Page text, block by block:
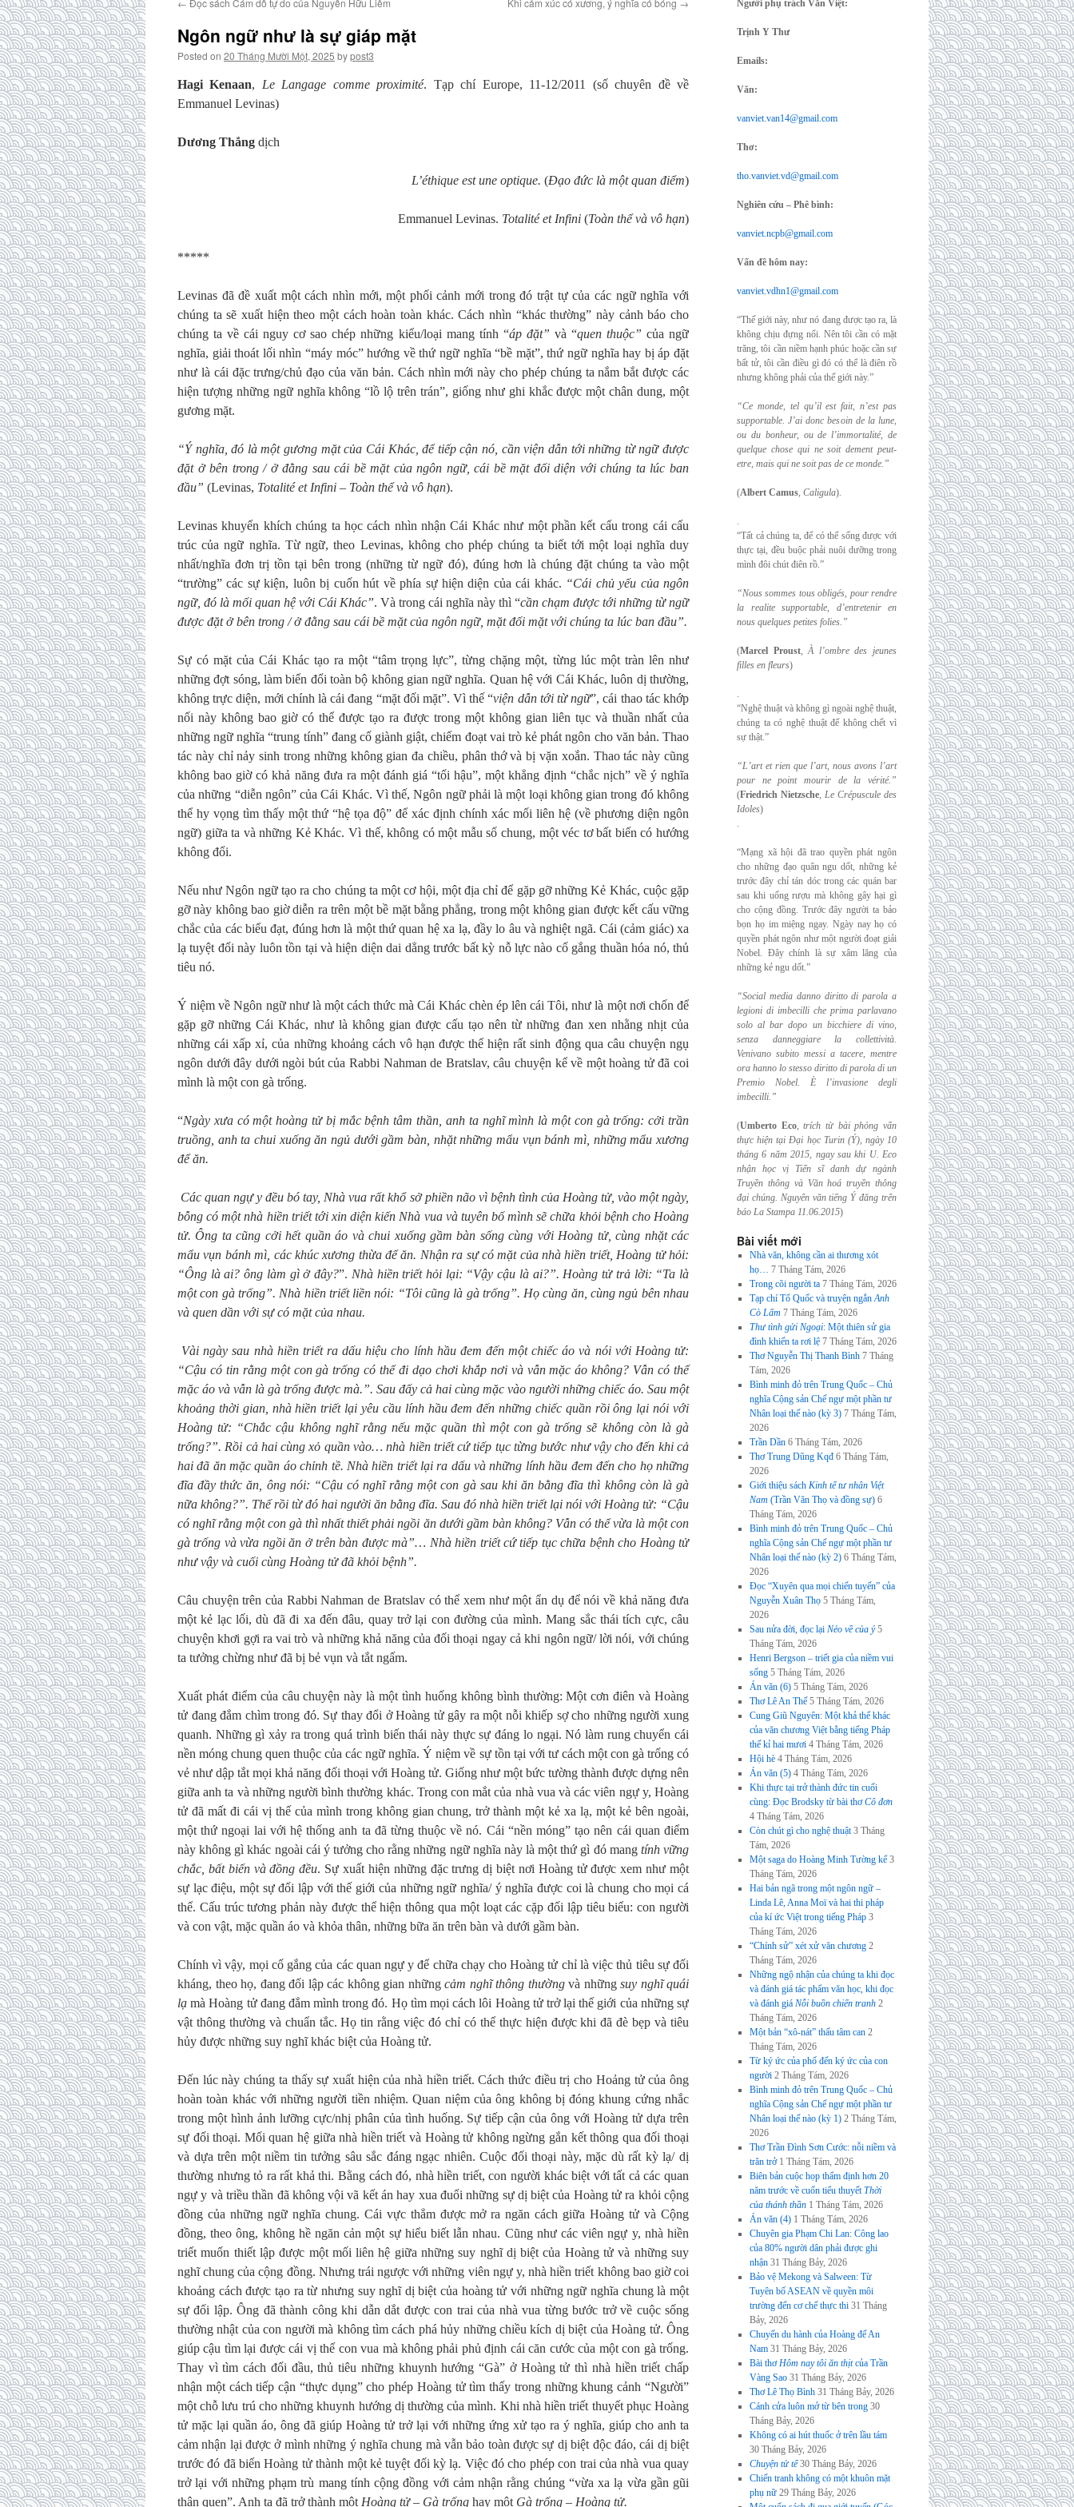
← Đọc sách Cám dỗ tự do của Nguyễn Hữu Liêm Khi cảm xúc có xương, ý nghĩa có bóng →
Ngôn ngữ như là sự giáp mặt
Posted on 20 Tháng Mười Một, 2025 bypost3
Hagi Kenaan, Le Langage comme proximité. Tạp chí Europe, 11-12/2011 (số chuyên đề về
Emmanuel Levinas)
Dương Thắng dịch
L’éthique est une optique. (Đạo đức là một quan điểm)
Emmanuel Levinas. Totalité et Infini (Toàn thể và vô hạn)
*****
Levinas đã đề xuất một cách nhìn mới, một phối cảnh mới trong đó trật tự của các ngữ nghĩa với
chúng ta sẽ xuất hiện theo một cách hoàn toàn khác. Cách nhìn “khác thường” này cảnh báo cho
chúng ta về cái nguy cơ sao chép những kiểu/loại mang tính “áp đặt” và “quen thuộc” của ngữ
nghĩa, giải thoát lối nhìn “máy móc” hướng về thứ ngữ nghĩa “bề mặt”, thứ ngữ nghĩa hay bị áp đặt
như là cái đặc trưng/chủ đạo của văn bản. Cách nhìn mới này cho phép chúng ta nắm bắt được các
hiện tượng những ngữ nghĩa không “lồ lộ trên trán”, giống như ghi khắc được một chân dung, một
gương mặt.
“Ý nghĩa, đó là một gương mặt của Cái Khác, để tiếp cận nó, cần viện dẫn tới những từ ngữ được
đặt ở bên trong / ở đằng sau cái bề mặt của ngôn ngữ, cái bề mặt đối diện với chúng ta lúc ban
đầu” (Levinas, Totalité et Infini – Toàn thể và vô hạn).
Levinas khuyến khích chúng ta học cách nhìn nhận Cái Khác như một phần kết cấu trong cái cấu
trúc của ngữ nghĩa. Từ ngữ, theo Levinas, không cho phép chúng ta biết tới một loại nghĩa duy
nhất/nghĩa đơn trị tồn tại bên trong (những từ ngữ đó), đúng hơn là chúng đặt chúng ta vào một
“trường” các sự kiện, luôn bị cuốn hút về phía sự hiện diện của cái khác. “Cái chủ yếu của ngôn
ngữ, đó là mối quan hệ với Cái Khác”. Và trong cái nghĩa này thì “cần chạm được tới những từ ngữ
được đặt ở bên trong / ở đằng sau cái bề mặt của ngôn ngữ, mặt đối mặt với chúng ta lúc ban đầu”.
Sự có mặt của Cái Khác tạo ra một “tâm trọng lực”, từng chặng một, từng lúc một tràn lên như
những đợt sóng, làm biến đổi toàn bộ không gian ngữ nghĩa. Quan hệ với Cái Khác, luôn dị thường,
không trực diện, mới chính là cái đang “mặt đối mặt”. Vì thế “viện dẫn tới từ ngữ”, cái thao tác khớp
nối này không bao giờ có thể được tạo ra được trong một không gian liên tục và thuần nhất của
những ngữ nghĩa “trung tính” đang cố giành giật, chiếm đoạt vai trò kẻ phát ngôn cho văn bản. Thao
tác này chỉ nảy sinh trong những không gian đa chiều, phân thớ và bị vặn xoắn. Thao tác này cũng
không bao giờ có khả năng đưa ra một đánh giá “tối hậu”, một khẳng định “chắc nịch” về ý nghĩa
của những “diễn ngôn” của Cái Khác. Vì thế, Ngôn ngữ phải là một loại không gian trong đó không
thể hy vọng tìm thấy một thứ “hệ tọa độ” để xác định chính xác mối liên hệ (về phương diện ngôn
ngữ) giữa ta và những Kẻ Khác. Vì thế, không có một mẫu số chung, một véc tơ bất biến có hướng
không đổi.
Nếu như Ngôn ngữ tạo ra cho chúng ta một cơ hội, một địa chỉ để gặp gỡ những Kẻ Khác, cuộc gặp
gỡ này không bao giờ diễn ra trên một bề mặt bằng phẳng, trong một không gian được kết cấu vững
chắc của các biểu đạt, đúng hơn là một thứ quan hệ xa lạ, đầy lo âu và nghiệt ngã. Cái (cảm giác) xa
lạ tuyệt đối này luôn tồn tại và hiện diện dai dẳng trước bất kỳ nỗ lực nào cố gắng thuần hóa nó, thủ
tiêu nó.
Ý niệm về Ngôn ngữ như là một cách thức mà Cái Khác chèn ép lên cái Tôi, như là một nơi chốn để
gặp gỡ những Cái Khác, như là không gian được cấu tạo nên từ những đan xen nhằng nhịt của
những cái xấp xỉ, của những khoảng cách vô hạn được thể hiện rất sinh động qua câu chuyện ngụ
ngôn dưới đây dưới ngòi bút của Rabbi Nahman de Bratslav, câu chuyện kể về một hoàng tử đã coi
mình là một con gà trống.
“Ngày xưa có một hoàng tử bị mắc bệnh tâm thần, anh ta nghĩ mình là một con gà trống: cởi trần
truồng, anh ta chui xuống ăn ngủ dưới gầm bàn, nhặt những mẩu vụn bánh mì, những mẩu xương
để ăn.
Các quan ngự y đều bó tay, Nhà vua rất khổ sở phiền não vì bệnh tình của Hoàng tử, vào một ngày,
bỗng có một nhà hiền triết tới xin diện kiến Nhà vua và tuyên bố mình sẽ chữa khỏi bệnh cho Hoàng
tử. Ông ta cũng cởi hết quần áo và chui xuống gầm bàn sống cùng với Hoàng tử, cùng nhặt các
mẩu vụn bánh mì, các khúc xương thừa để ăn. Nhận ra sự có mặt của nhà hiền triết, Hoàng tử hỏi:
“Ông là ai? ông làm gì ở đây?”. Nhà hiền triết hỏi lại: “Vậy cậu là ai?”. Hoàng tử trả lời: “Ta là
một con gà trống”. Nhà hiền triết liền nói: “Tôi cũng là gà trống”. Họ cùng ăn, cùng ngủ bên nhau
và quen dần với sự có mặt của nhau.
Vài ngày sau nhà hiền triết ra dấu hiệu cho lính hầu đem đến một chiếc áo và nói với Hoàng tử:
“Cậu có tin rằng một con gà trống có thể đi dạo chơi khắp nơi và vẫn mặc áo không? Vẫn có thể
mặc áo và vẫn là gà trống được mà.”. Sau đấy cả hai cùng mặc vào người những chiếc áo. Sau một
khoảng thời gian, nhà hiền triết lại yêu cầu lính hầu đem đến những chiếc quần rồi ông lại nói với
Hoàng tử: “Chắc cậu không nghĩ rằng nếu mặc quần thì một con gà trống sẽ không còn là gà
trống?”. Rồi cả hai cùng xỏ quần vào… nhà hiền triết cứ tiếp tục từng bước như vậy cho đến khi cả
hai đã ăn mặc quần áo chỉnh tề. Nhà hiền triết lại ra dấu và những lính hầu đem đến cho họ những
đĩa đầy thức ăn, ông nói: “Cậu có nghĩ rằng một con gà sau khi ăn bằng đĩa thì không còn là gà
nữa không?”. Thế rồi từ đó hai người ăn bằng đĩa. Sau đó nhà hiền triết lại nói với Hoàng tử: “Cậu
có nghĩ rằng một con gà thì nhất thiết phải ngồi ăn dưới gầm bàn không? Vẫn có thể vừa là một con
gà trống và vừa ngồi ăn ở trên bàn được mà”… Nhà hiền triết cứ tiếp tục chữa bệnh cho Hoàng tử
như vậy và cuối cùng Hoàng tử đã khỏi bệnh”.
Câu chuyện trên của Rabbi Nahman de Bratslav có thể xem như một ẩn dụ để nói về khả năng đưa
một kẻ lạc lối, dù đã đi xa đến đâu, quay trở lại con đường của mình. Mang sắc thái tích cực, câu
chuyện khơi gợi ra vai trò và những khả năng của đối thoại ngay cả khi ngôn ngữ/ lời nói, với chúng
ta tưởng chừng như đã bị bẻ vụn và tắt ngấm.
Xuất phát điểm của câu chuyện này là một tình huống không bình thường: Một cơn điên và Hoàng
tử đang đắm chìm trong đó. Sự thay đổi ở Hoàng tử gây ra một nỗi khiếp sợ cho những người xung
quanh. Những gì xảy ra trong quá trình biến thái này thực sự đáng lo ngại. Nó làm rung chuyển cái
nền móng chung quen thuộc của các ngữ nghĩa. Ý niệm về sự tồn tại với tư cách một con gà trống có
vẻ như dập tắt mọi khả năng đối thoại với Hoàng tử. Giống như một bức tường thành được dựng nên
giữa anh ta và những người bình thường khác. Trong con mắt của nhà vua và các viên ngự y, Hoàng
tử đã mất đi cái vị thế của mình trong không gian chung, trở thành một kẻ xa lạ, một kẻ bên ngoài,
một thứ ngoại lai với hệ thống anh ta đã từng thuộc về nó. Cái “nền móng” tạo nên cái quan điểm
này không gì khác ngoài cái ý tưởng cho rằng những ngữ nghĩa này là một thứ gì đó mang tính vững
chắc, bất biến và đồng đều. Sự xuất hiện những đặc trưng dị biệt nơi Hoàng tử được xem như một
sự lạc điệu, một sự đối lập với thế giới của những ngữ nghĩa/ ý nghĩa được coi là chung cho mọi cá
thể. Cấu trúc tương phản này được thể hiện thông qua một loạt các cặp đối lập tiêu biểu: con người
và con vật, mặc quần áo và khỏa thân, những bữa ăn trên bàn và dưới gầm bàn.
Chính vì vậy, mọi cố gắng của các quan ngự y để chữa chạy cho Hoàng tử chỉ là việc thủ tiêu sự đối
kháng, theo họ, đang đối lập các không gian những cảm nghĩ thông thườngvà những suy nghĩ quái
lạ mà Hoàng tử đang đắm mình trong đó. Họ tìm mọi cách lôi Hoàng tử trở lại thế giới của những sự
vật thông thường và chuẩn tắc. Họ tin rằng việc đó chỉ có thể thực hiện được khi đã đè bẹp và tiêu
hủy được những suy nghĩ khác biệt của Hoàng tử.
Đến lúc này chúng ta thấy sự xuất hiện của nhà hiền triết. Cách thức điều trị cho Hoảng tử của ông
hoàn toàn khác với những người tiền nhiệm. Quan niệm của ông không bị đóng khung cứng nhắc
trong một hình ảnh lưỡng cực/nhị phân của tình huống. Sự tiếp cận của ông với Hoàng tử dựa trên
sự đối thoại. Mối quan hệ giữa nhà hiền triết và Hoàng tử không ngừng gắn kết thông qua đối thoại
và dựa trên một niềm tin tưởng sâu sắc đáng ngạc nhiên. Cuộc đối thoại này, mặc dù rất kỳ lạ/ dị
thường nhưng tỏ ra rất khả thi. Bằng cách đó, nhà hiền triết, con người khác biệt với tất cả các quan
ngự y và triều thần đã không vội vã kết án hay xua đuổi những sự dị biệt của Hoàng tử ra khỏi cộng
đồng của những ngữ nghĩa chung. Cái vực thẳm được mở ra ngăn cách giữa Hoàng tử và Cộng
đồng, theo ông, không hề ngăn cản một sự hiểu biết lẫn nhau. Cũng như các viên ngự y, nhà hiền
triết muốn thiết lập được một mối liên hệ giữa những suy nghĩ dị biệt của Hoàng tử và những suy
nghĩ chung của cộng đồng. Nhưng trái ngược với những viên ngự y, nhà hiền triết không bao giờ coi
khoảng cách được tạo ra từ nhưng suy nghĩ dị biệt của hoàng tử với những ngữ nghĩa chung là một
sự đối lập. Ông đã thành công khi dẫn dắt được con trai của nhà vua từng bước trở về cuộc sống
thường nhật của con người mà không tìm cách phá hủy những chiều kích dị biệt của Hoàng tử. Ông
giúp cậu tìm lại được cái vị thế con vua mà không phải phủ định cái căn cước của một con gà trống.
Thay vì tìm cách đối đầu, thủ tiêu những khuynh hướng “Gà” ở Hoàng tử thì nhà hiền triết chấp
nhận một cách tiếp cận “thực dụng” cho phép Hoàng tử tìm thấy trong những khung cảnh “Người”
một chỗ lưu trú cho những khuynh hướng dị thường của mình. Khi nhà hiền triết thuyết phục Hoàng
tử mặc lại quần áo, ông đã giúp Hoàng tử trở lại với những ứng xử tạo ra ý nghĩa, giúp cho anh ta
cảm nhận lại được ở mình những ý nghĩa chung mà vẫn bảo toàn được sự dị biệt độc đáo, cái dị biệt
trước đó đã biến Hoàng tử thành một kẻ tuyệt đối kỳ lạ. Việc đó cho phép con trai của nhà vua quay
trở lại với những phạm trù mang tính cộng đồng với cảm nhận rằng chúng “vừa xa lạ vừa gần gũi
thân quen”. Anh ta đã trở thành một Hoàng tử – Gà trống hay một Gà trống – Hoàng tử.
Người phụ trách Văn Việt:
Trịnh Y Thư
Emails:
Văn:
vanviet.van14@gmail.com
Thơ:
tho.vanviet.vd@gmail.com
Nghiên cứu – Phê bình:
vanviet.ncpb@gmail.com
Vấn đề hôm nay:
vanviet.vdhn1@gmail.com
“Thế giới này, như nó đang được tạo ra, là
không chịu đựng nổi. Nên tôi cần có mặt
trăng, tôi cần niềm hạnh phúc hoặc cần sự
bất tử, tôi cần điều gì đó có thể là điên rồ
nhưng không phải của thế giới này.”
“Ce monde, tel qu’il est fait, n’est pas
supportable. J’ai donc besoin de la lune,
ou du bonheur, ou de l’immortalité, de
quelque chose qui ne soit dement peut-
etre, mais qui ne soit pas de ce monde.”
(Albert Camus, Caligula).
.
“Tất cả chúng ta, để có thể sống được với
thực tại, đều buộc phải nuôi dưỡng trong
mình đôi chút điên rồ.”
“Nous sommes tous obligés, pour rendre
la realite supportable, d’entretenir en
nous quelques petites folies.”
(Marcel Proust,À l’ombre des jeunes
filles en fleurs)
.
“Nghệ thuật và không gì ngoài nghệ thuật,
chúng ta có nghệ thuật để không chết vì
sự thật.”
“L’art et rien que l’art, nous avons l’art
pour ne point mourir de la vérité.”
(Friedrich Nietzsche, Le Crépuscule des
Idoles)
.
“Mạng xã hội đã trao quyền phát ngôn
cho những đạo quân ngu dốt, những kẻ
trước đây chỉ tán dóc trong các quán bar
sau khi uống rượu mà không gây hại gì
cho cộng đồng. Trước đây người ta bảo
bọn họ im miệng ngay. Ngày nay họ có
quyền phát ngôn như một người đoạt giải
Nobel. Đây chính là sự xâm lăng của
những kẻ ngu dốt.”
“Social media danno diritto di parola a
legioni di imbecilli che prima parlavano
solo albar dopo un bicchiere di vino,
senza danneggiare la collettività.
Venivano subito messi a tacere, mentre
ora hanno lo stesso diritto di parola di un
Premio Nobel. È l’invasione degli
imbecilli.”
(Umberto Eco,trích từ bài phỏng vấn
thực hiện tại Đại học Turin (Ý), ngày 10
tháng 6 năm 2015, ngay sau khi U. Eco
nhận học vị Tiến sĩ danh dự ngành
Truyền thông và Văn hoá truyền thông
đại chúng. Nguyên văn tiếng Ý đăng trên
báo La Stampa 11.06.2015)
Bài viết mới
Nhà văn, không cần ai thương xót
họ… 7 Tháng Tám, 2026
Trong cõi người ta 7 Tháng Tám, 2026
Tạp chí Tổ Quốc và truyện ngắnAnh
Cò Lấm 7 Tháng Tám, 2026
Thư tình gửi Ngoại: Một thiên sử gia
đình khiến ta rơi lệ 7 Tháng Tám, 2026
Thơ Nguyễn Thị Thanh Bình 7 Tháng
Tám, 2026
Bình minh đỏ trên Trung Quốc – Chủ
nghĩa Cộng sản Chế ngự một phần tư
Nhân loại thế nào (kỳ 3) 7 Tháng Tám,
2026
Trần Dần 6 Tháng Tám, 2026
Thơ Trung Dũng Kqđ 6 Tháng Tám,
2026
Giới thiệu sách Kinh tế tư nhân Việt
Nam (Trần Văn Thọ và đồng sự) 6
Tháng Tám, 2026
Bình minh đỏ trên Trung Quốc – Chủ
nghĩa Cộng sản Chế ngự một phần tư
Nhân loại thế nào (kỳ 2) 6 Tháng Tám,
2026
Đọc “Xuyên qua mọi chiến tuyến” của
Nguyễn Xuân Thọ 5 Tháng Tám,
2026
Sau nửa đời, đọc lại Nẻo về của ý 5
Tháng Tám, 2026
Henri Bergson – triết gia của niềm vui
sống 5 Tháng Tám, 2026
Án văn (6) 5 Tháng Tám, 2026
Thơ Lê An Thế 5 Tháng Tám, 2026
Cung Giũ Nguyên: Một khả thể khác
của văn chương Việt bằng tiếng Pháp
thế kỉ hai mươi 4 Tháng Tám, 2026
Hội hè 4 Tháng Tám, 2026
Án văn (5) 4 Tháng Tám, 2026
Khi thực tại trở thành đức tin cuối
cùng: Đọc Brodsky từ bài thơCô đơn
4 Tháng Tám, 2026
Còn chút gì cho nghệ thuật 3 Tháng
Tám, 2026
Một saga do Hoàng Minh Tường kể 3
Tháng Tám, 2026
Hai bản ngã trong một ngôn ngữ –
Linda Lê, Anna Moï và hai thi pháp
của kí ức Việt trong tiếng Pháp 3
Tháng Tám, 2026
“Chính sử” xét xử văn chương 2
Tháng Tám, 2026
Những ngộ nhận của chúng ta khi đọc
và đánh giá tác phẩm văn học, khi đọc
và đánh giá Nỗi buồn chiến tranh 2
Tháng Tám, 2026
Một bản “xô-nát” thấu tâm can 2
Tháng Tám, 2026
Từ ký ức của phố đến ký ức của con
người 2 Tháng Tám, 2026
Bình minh đỏ trên Trung Quốc – Chủ
nghĩa Cộng sản Chế ngự một phần tư
Nhân loại thế nào (kỳ 1) 2 Tháng Tám,
2026
Thơ Trần Đình Sơn Cước: nỗi niềm và
trăn trở 1 Tháng Tám, 2026
Biên bản cuộc họp thẩm định hơn 20
năm trước về cuốn tiểu thuyếtThời
của thánh thần 1 Tháng Tám, 2026
Án văn (4) 1 Tháng Tám, 2026
Chuyên gia Phạm Chi Lan: Công lao
của 80% người dân phải được ghi
nhận 31 Tháng Bảy, 2026
Bảo vệ Mekong và Salween: Từ
Tuyên bố ASEAN về quyền môi
trường đến cơ chế thực thi 31 Tháng
Bảy, 2026
Chuyến du hành của Hoàng đế An
Nam 31 Tháng Bảy, 2026
Bài thơHôm nay tôi ăn thịtcủa Trần
Vàng Sao 31 Tháng Bảy, 2026
Thơ Lê Thọ Bình 31 Tháng Bảy, 2026
Cánh cửa luôn mở từ bên trong 30
Tháng Bảy, 2026
Không có ai hút thuốc ở trên lầu tám
30 Tháng Bảy, 2026
Chuyện tử tế 30 Tháng Bảy, 2026
Chiến tranh không có một khuôn mặt
phụ nữ 29 Tháng Bảy, 2026